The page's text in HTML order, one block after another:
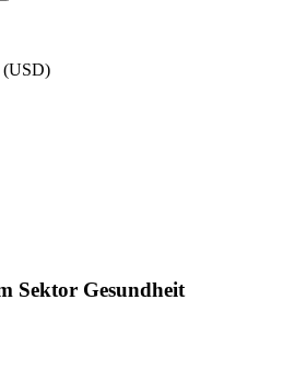
(USD)
Sektor Gesundheit